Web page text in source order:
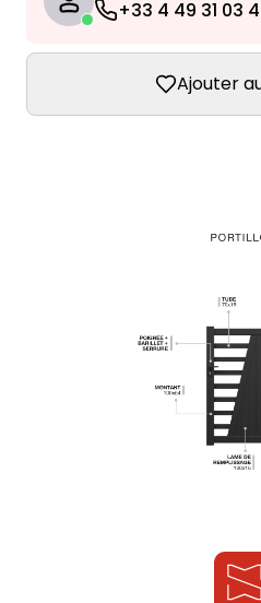
+33 4 49 31 03
Ajouter